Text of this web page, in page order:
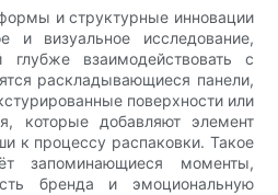
и структурные инновации
и визуальное исследование,
глубже взаимодействовать с
раскладывающиеся панели,
поверхности или
которые добавляют элемент
к процессу распаковки. Такое
запоминающиеся моменты,
бренда и эмоциональную